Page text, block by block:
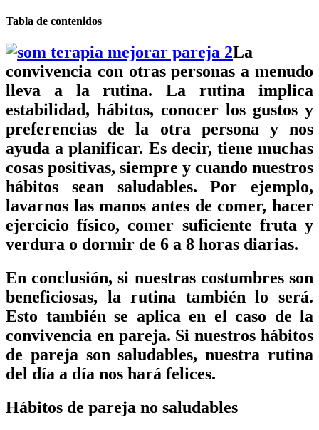
Tabla de contenidos
La
convivencia con otras personas a menudo
lleva a la rutina. Larutina implica
estabilidad, hábitos, conocer los gustos y
preferencias de la otra persona y nos
ayuda aplanificar. Es decir, tiene muchas
cosas positivas, siempre y cuando nuestros
hábitos sean saludables. Por ejemplo,
lavarnos las manos antes de comer, hacer
ejercicio físico, comer suficiente fruta y
verdura o dormir de 6 a 8 horas diarias.
En conclusión, si nuestrascostumbres son
beneficiosas, larutina también lo será.
Esto también se aplica en el caso de la
convivencia en pareja. Si nuestroshábitos
de pareja son saludables, nuestra rutina
del día a día nos hará felices.
Hábitos de pareja no saludables